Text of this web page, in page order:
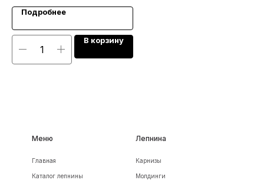
Подробнее
В корзину
Меню
Главная
Каталог лепнины
Лепнина
Карнизы
Молдинги